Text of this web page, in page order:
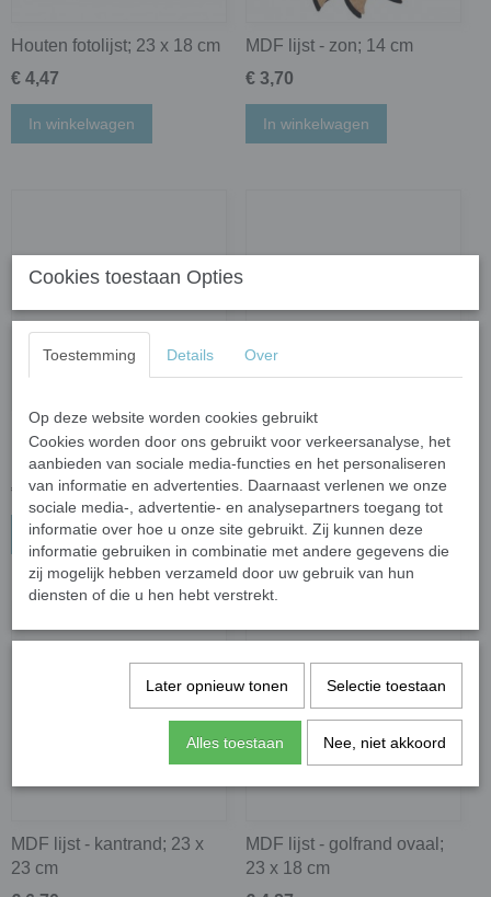
Houten fotolijst; 23 x 18 cm
€ 4,47
In winkelwagen
MDF lijst - zon; 14 cm
€ 3,70
In winkelwagen
MDF lijst - bloem; 14 cm
€ 3,70
In winkelwagen
MDF lijst - golfrand; 23 x 23
cm
€ 6,70
In winkelwagen
MDF lijst - kantrand; 23 x
23 cm
MDF lijst - golfrand ovaal;
23 x 18 cm
Cookies toestaan Opties
Toestemming Details Over
Op deze website worden cookies gebruikt
Cookies worden door ons gebruikt voor verkeersanalyse, het
aanbieden van sociale media-functies en het personaliseren
van informatie en advertenties. Daarnaast verlenen we onze
sociale media-, advertentie- en analysepartners toegang tot
informatie over hoe u onze site gebruikt. Zij kunnen deze
informatie gebruiken in combinatie met andere gegevens die
zij mogelijk hebben verzameld door uw gebruik van hun
diensten of die u hen hebt verstrekt.
Later opnieuw tonen Selectie toestaan
Alles toestaan Nee, niet akkoord